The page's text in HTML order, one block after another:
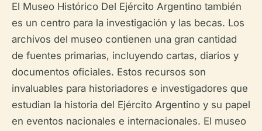
El Museo Histórico Del Ejército Argentino también
es un centro para la investigación y las becas. Los
archivos del museo contienen una gran cantidad
de fuentes primarias, incluyendo cartas, diarios y
documentos oficiales. Estos recursos son
invaluables para historiadores e investigadores que
estudian la historia del Ejército Argentino y su papel
en eventos nacionales e internacionales. El museo